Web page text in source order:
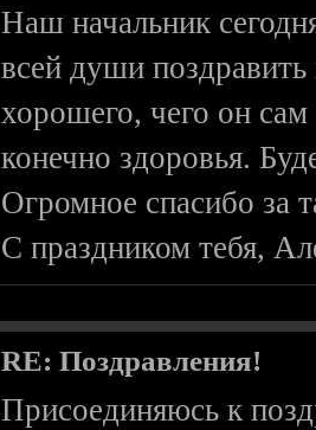
Наш начальник
всей души поздравить
хорошего, чего он сам
конечно здоровья.
Огромное спасибо за
С праздником тебя,
RE: Поздравления!
Присоединяюсь к